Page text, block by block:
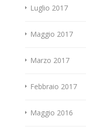
Luglio 2017
Maggio 2017
Marzo 2017
Febbraio 2017
Maggio 2016